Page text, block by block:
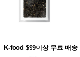
주방소
품 공식품
쌀/잡곡/
K-food $99이상 무료 배송